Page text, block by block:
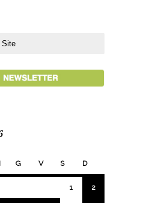
G V S D
1 2